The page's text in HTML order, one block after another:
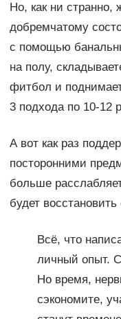
Но, как ни странно,
добремчатому
с помощью
на полу,
фитбол и
3 подхода по 10-12
А вот как раз
посторонними
больше
будет
Всё, что
личный опыт.
Но время,
сэкономите,